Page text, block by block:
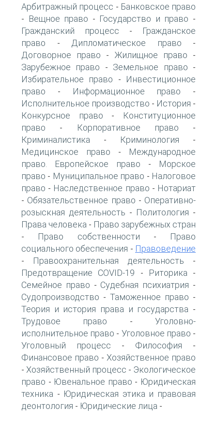
Арбитражный процесс - Банковское право
- Вещное право - Государство и право -
Гражданский процесс -
Гражданское
право - Дипломатическое право -
Договорное право - Жилищное право -
Зарубежное право - Земельное право -
Избирательное право -
Инвестиционное
право - Информационное право -
Исполнительное производство - История -
Конкурсное право -
Конституционное
право - Корпоративное право -
Криминалистика - Криминология -
Медицинское право -
Международное
право. Европейское право -
Морское
право - Муниципальное право - Налоговое
право - Наследственное право - Нотариат
- Обязательственное право - Оперативно-
розыскная деятельность - Политология -
Права человека - Право зарубежных стран
- Право собственности -
Право
социального обеспечения - Правоведение
- Правоохранительная деятельность -
Предотвращение COVID-19 - Риторика -
Семейное право - Судебная психиатрия -
Судопроизводство - Таможенное право -
Теория и история права и государства -
Трудовое право -Уголовно-
исполнительное право - Уголовное право -
Уголовный процесс - Философия -
Финансовое право - Хозяйственное право
- Хозяйственный процесс - Экологическое
право - Ювенальное право - Юридическая
техника - Юридическая этика и правовая
деонтология - Юридические лица -